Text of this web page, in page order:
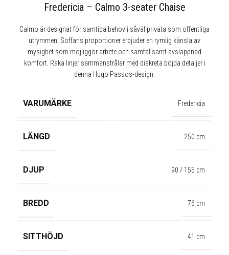
Fredericia – Calmo 3-seater Chaise
Calmo är designat för samtida behov i såväl privata som offentliga
utrymmen. Soffans proportioner erbjuder en rymlig känsla av
mysighet som möjliggör arbete och samtal samt avslappnad
komfort. Raka linjer sammanstrålar med diskreta böjda detaljer i
denna Hugo Passos-design.
VARUMÄRKE Fredericia
LÄNGD 250 cm
DJUP 90 / 155 cm
BREDD 76 cm
SITTHÖJD 41 cm